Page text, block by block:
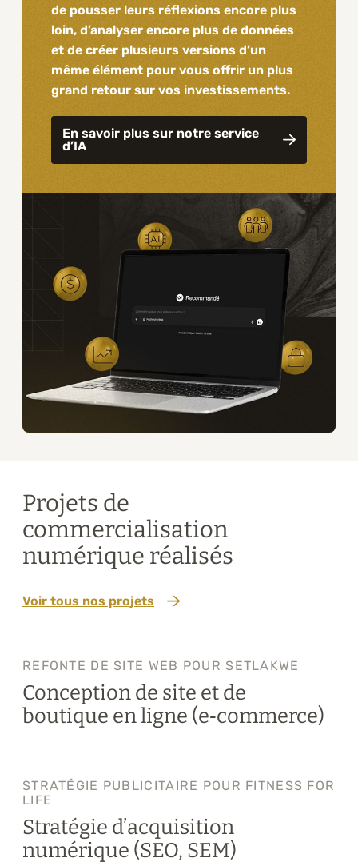
de pousser leurs réflexions encore plus
loin, d’analyser encore plus de données
et de créer plusieurs versions d’un
même élément pour vous offrir un plus
grand retour sur vos investissements.
En savoir plus sur notre service
d’IA
Projets de
commercialisation
numérique réalisés
Voir tous nos projets
REFONTE DE SITE WEB POUR SETLAKWE
Conception de site et de
boutique en ligne (e‑commerce)
STRATÉGIE PUBLICITAIRE POUR FITNESS FOR
LIFE
Stratégie d’acquisition
numérique (SEO, SEM)